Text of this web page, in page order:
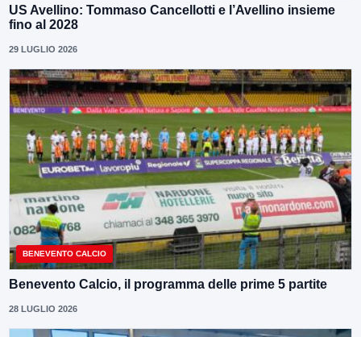
US Avellino: Tommaso Cancellotti e l’Avellino insieme
fino al 2028
29 LUGLIO 2026
BENEVENTO CALCIO
Benevento Calcio, il programma delle prime 5 partite
28 LUGLIO 2026